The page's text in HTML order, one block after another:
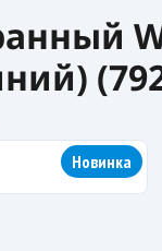
Новинка